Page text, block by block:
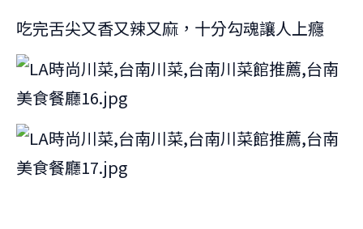
吃完舌尖又香又辣又麻，十分勾魂讓人上癮